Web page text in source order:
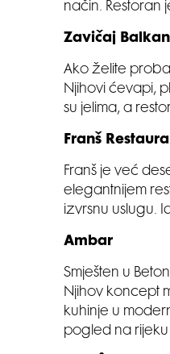
način. Restoran
Zavičaj
Ako želite
Njihovi ćevapi,
su jelima, a
Franš
Franš je već
elegantnijem
izvrsnu uslugu.
Ambar
Smješten u
Njihov koncept
kuhinje u
pogled na